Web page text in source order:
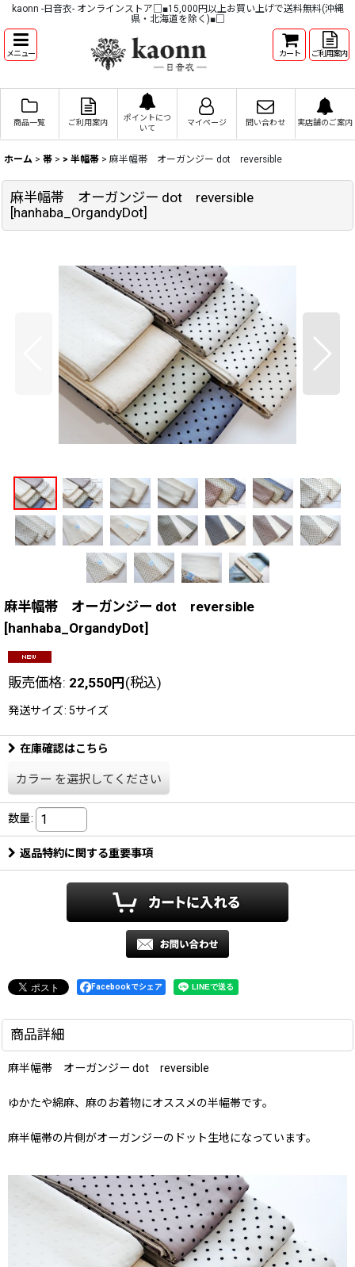
kaonn -日音衣- オンラインストア□■15,000円以上お買い上げで送料無料(沖縄
県・北海道を除く)■□
メニュー カート ご利用案内
商品一覧 ご利用案内
ポイントにつ
いて
マイページ 問い合わせ 実店舗のご案内
ホーム > 帯 > > 半幅帯 > 麻半幅帯 オーガンジー dot reversible
麻半幅帯 オーガンジー dot reversible
[hanhaba_OrgandyDot]
麻半幅帯 オーガンジー dot reversible
[hanhaba_OrgandyDot]
販売価格: 22,550円(税込)
発送サイズ: 5サイズ
在庫確認はこちら
カラー を選択してください
数量:
返品特約に関する重要事項
Facebookでシェア
商品詳細
麻半幅帯 オーガンジー dot reversible
ゆかたや綿麻、麻のお着物にオススメの半幅帯です。
麻半幅帯の片側がオーガンジーのドット生地になっています。